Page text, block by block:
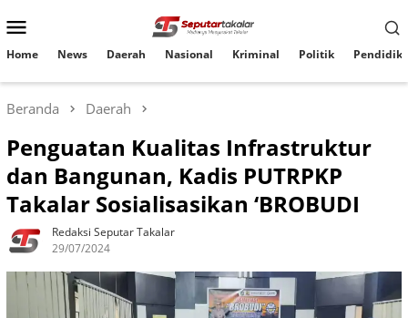
ke
Mobile
Home News Daerah Nasional Kriminal Politik
Beranda Daerah
Penguatan Kualitas Infrastruktur
dan Bangunan, Kadis PUTRPKP
Takalar Sosialisasikan ‘BROBUDI
Redaksi Seputar Takalar
29/07/2024